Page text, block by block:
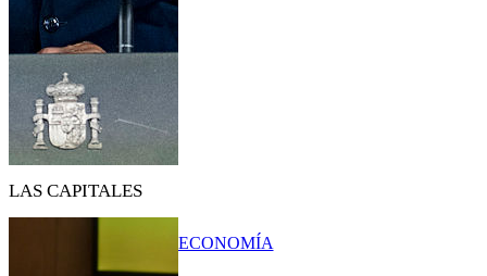
LAS CAPITALES
ECONOMÍA